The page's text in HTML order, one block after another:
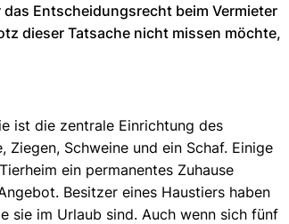
Entscheidungsrecht beim Vermieter
dieser Tatsache nicht missen möchte,
ist die zentrale Einrichtung des
Schweine und ein Schaf. Einige
ein permanentes Zuhause
Besitzer eines Haustiers haben
sie im Urlaub sind. Auch wenn sich fünf